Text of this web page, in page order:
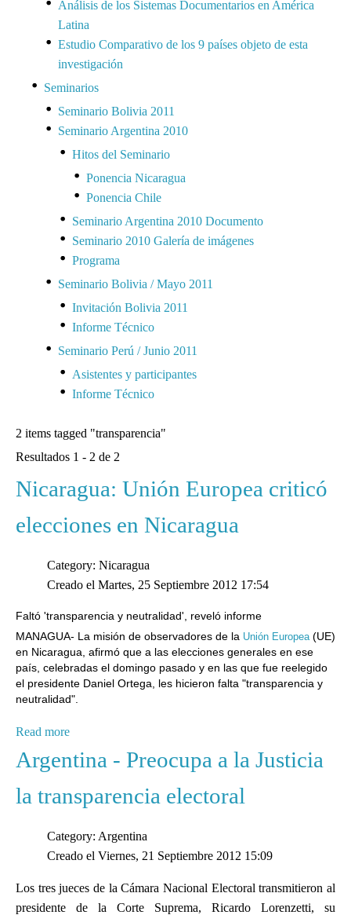
Análisis de los Sistemas Documentarios en América
Latina
Estudio Comparativo de los 9 países objeto de esta
investigación
Seminarios
Seminario Bolivia 2011
Seminario Argentina 2010
Hitos del Seminario
Ponencia Nicaragua
Ponencia Chile
Seminario Argentina 2010 Documento
Seminario 2010 Galería de imágenes
Programa
Seminario Bolivia / Mayo 2011
Invitación Bolivia 2011
Informe Técnico
Seminario Perú / Junio 2011
Asistentes y participantes
Informe Técnico
2 items tagged "transparencia"
Resultados 1 - 2 de 2
Nicaragua: Unión Europea criticó
elecciones en Nicaragua
Category: Nicaragua
Creado el Martes, 25 Septiembre 2012 17:54
Faltó 'transparencia y neutralidad', reveló informe
MANAGUA- La misión de observadores de la Unión Europea (UE)
en Nicaragua, afirmó que a las elecciones generales en ese
país, celebradas el domingo pasado y en las que fue reelegido
el presidente Daniel Ortega, les hicieron falta "transparencia y
neutralidad".
Read more
Argentina - Preocupa a la Justicia
la transparencia electoral
Category: Argentina
Creado el Viernes, 21 Septiembre 2012 15:09
Los tres jueces de la Cámara Nacional Electoral transmitieron al
presidente de la Corte Suprema, Ricardo Lorenzetti, su